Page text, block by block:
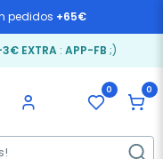
pedidos +65€
EXTRA: APP-FB ;)
0 0